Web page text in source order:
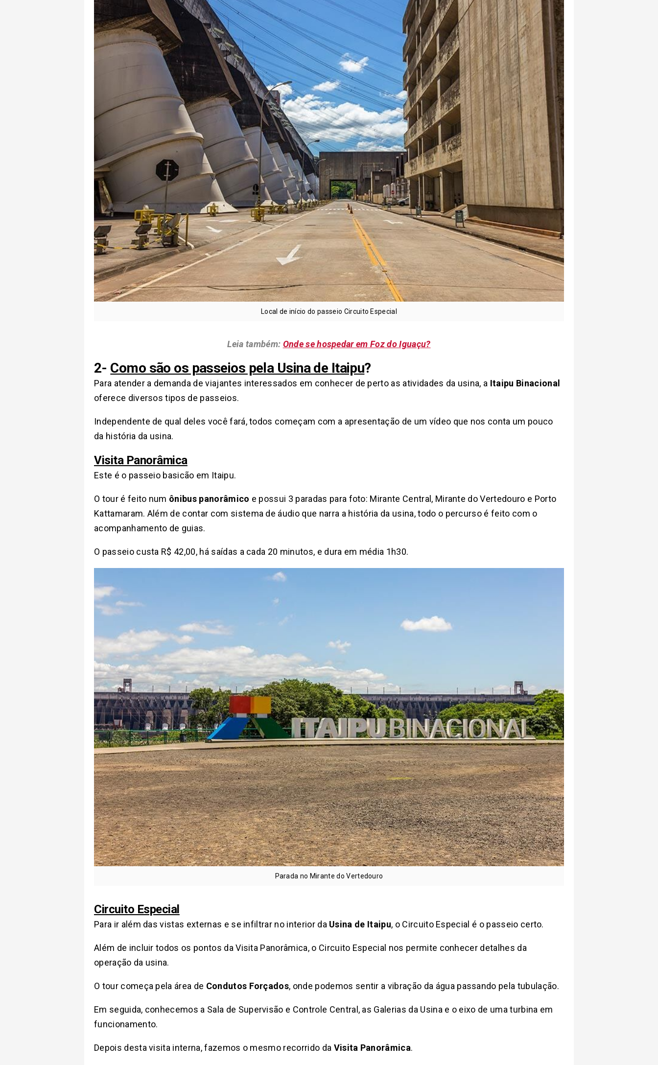
Local de início do passeio Circuito Especial
Leia também: Onde se hospedar em Foz do Iguaçu?
2- Como são os passeios pela Usina de Itaipu?
Para atender a demanda de viajantes interessados em conhecer de perto as atividades da usina, a Itaipu Binacional
oferece diversos tipos de passeios.
Independente de qual deles você fará, todos começam com a apresentação de um vídeo que nos conta um pouco
da história da usina.
Visita Panorâmica
Este é o passeio basicão em Itaipu.
O tour é feito num ônibus panorâmico e possui 3 paradas para foto: Mirante Central, Mirante do Vertedouro e Porto
Kattamaram. Além de contar com sistema de áudio que narra a história da usina, todo o percurso é feito com o
acompanhamento de guias.
O passeio custa R$ 42,00, há saídas a cada 20 minutos, e dura em média 1h30.
Parada no Mirante do Vertedouro
Circuito Especial
Para ir além das vistas externas e se infiltrar no interior da Usina de Itaipu, o Circuito Especial é o passeio certo.
Além de incluir todos os pontos da Visita Panorâmica, o Circuito Especial nos permite conhecer detalhes da
operação da usina.
O tour começa pela área de Condutos Forçados, onde podemos sentir a vibração da água passando pela tubulação.
Em seguida, conhecemos a Sala de Supervisão e Controle Central, as Galerias da Usina e o eixo de uma turbina em
funcionamento.
Depois desta visita interna, fazemos o mesmo recorrido da Visita Panorâmica.